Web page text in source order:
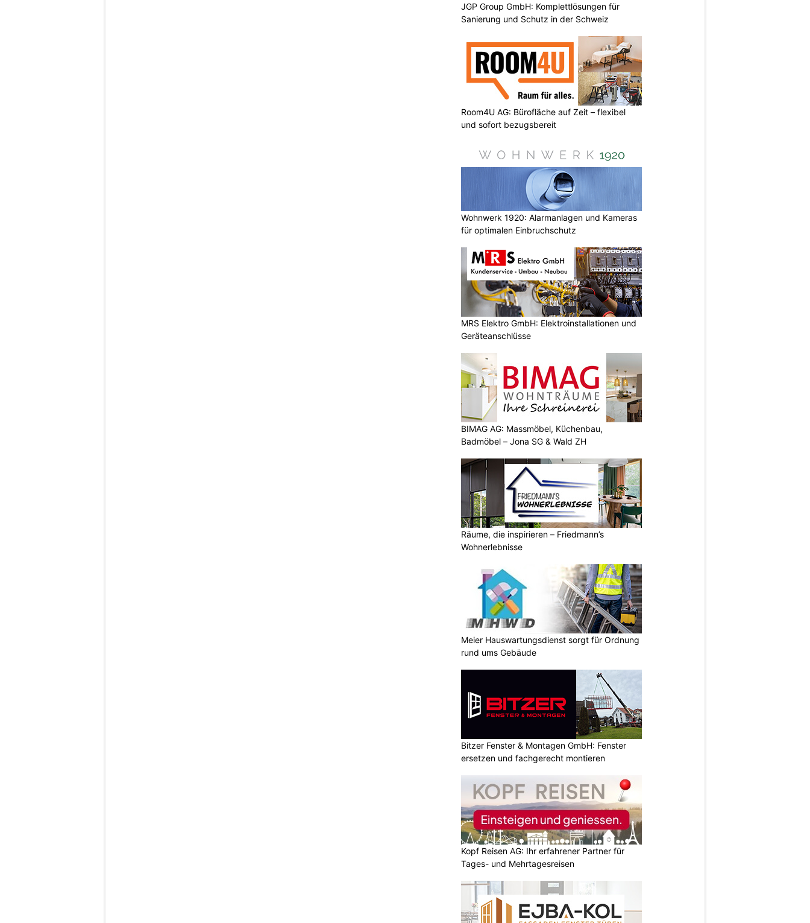
JGP Group GmbH: Komplettlösungen für
Sanierung und Schutz in der Schweiz
Room4U AG: Bürofläche auf Zeit – flexibel
und sofort bezugsbereit
Wohnwerk 1920: Alarmanlagen und Kameras
für optimalen Einbruchschutz
MRS Elektro GmbH: Elektroinstallationen und
Geräteanschlüsse
BIMAG AG: Massmöbel, Küchenbau,
Badmöbel – Jona SG & Wald ZH
Räume, die inspirieren – Friedmann’s
Wohnerlebnisse
Meier Hauswartungsdienst sorgt für Ordnung
rund ums Gebäude
Bitzer Fenster & Montagen GmbH: Fenster
ersetzen und fachgerecht montieren
Kopf Reisen AG: Ihr erfahrener Partner für
Tages- und Mehrtagesreisen